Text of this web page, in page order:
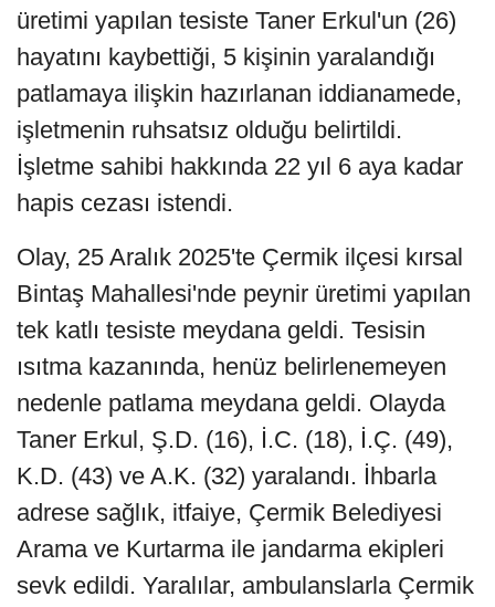
üretimi yapılan tesiste Taner Erkul'un (26)
hayatını kaybettiği, 5 kişinin yaralandığı
patlamaya ilişkin hazırlanan iddianamede,
işletmenin ruhsatsız olduğu belirtildi.
İşletme sahibi hakkında 22 yıl 6 aya kadar
hapis cezası istendi.
Olay, 25 Aralık 2025'te Çermik ilçesi kırsal
Bintaş Mahallesi'nde peynir üretimi yapılan
tek katlı tesiste meydana geldi. Tesisin
ısıtma kazanında, henüz belirlenemeyen
nedenle patlama meydana geldi. Olayda
Taner Erkul, Ş.D. (16), İ.C. (18), İ.Ç. (49),
K.D. (43) ve A.K. (32) yaralandı. İhbarla
adrese sağlık, itfaiye, Çermik Belediyesi
Arama ve Kurtarma ile jandarma ekipleri
sevk edildi. Yaralılar, ambulanslarla Çermik